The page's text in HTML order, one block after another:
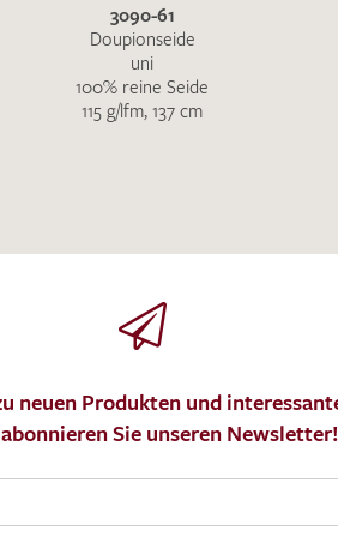
3090-61
Doupionseide
uni
100% reine Seide
115 g/lfm, 137 cm
neuen Produkten und
Sie unseren Newsletter!